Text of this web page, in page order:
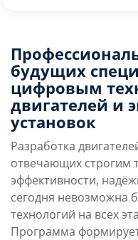
Условия поступления
Учебная программа
будущих
цифровым
двигателей и
установок
Разработка
отвечающих строгим
эффективности,
сегодня невозможна
технологий на всех
Программа